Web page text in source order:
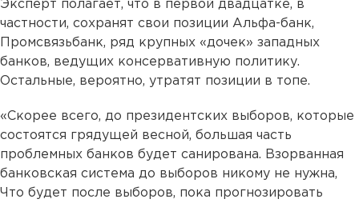
Эксперт полагает, что в первой двадцатке, в
частности, сохранят свои позиции Альфа-банк,
Промсвязьбанк, ряд крупных «дочек» западных
банков, ведущих консервативную политику.
Остальные, вероятно, утратят позиции в топе.
«Скорее всего, до президентских выборов, которые
состоятся грядущей весной, большая часть
проблемных банков будет санирована. Взорванная
банковская система до выборов никому не нужна,
Что будет после выборов, пока прогнозировать